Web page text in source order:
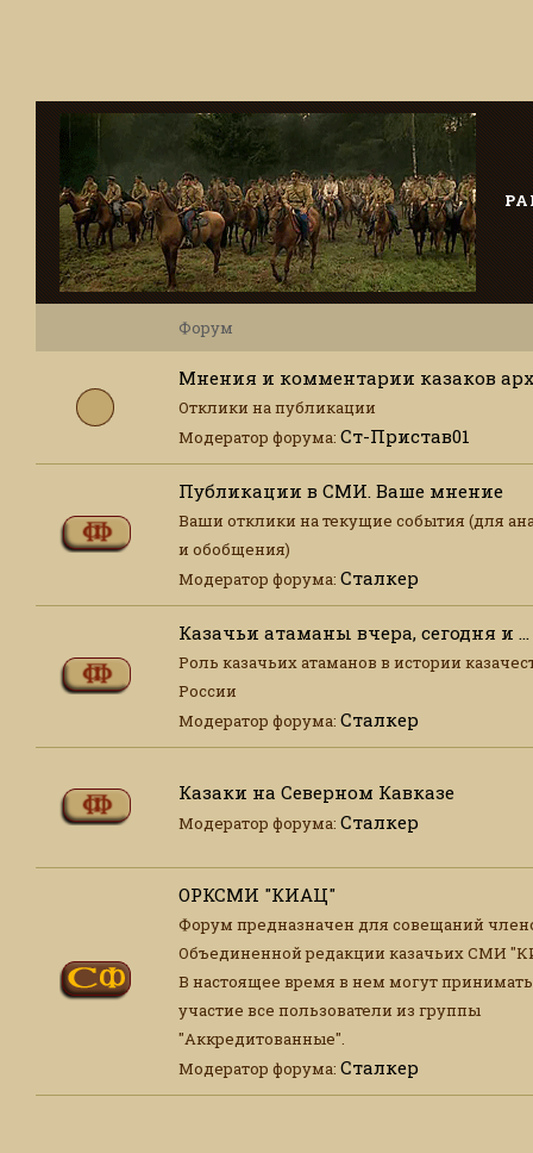
Форум
Мнения и комментарии казаков
Отклики на публикации
Модератор форума: Ст-Пристав01
Публикации в СМИ. Ваше мнение
Ваши отклики на текущие события (для
и обобщения)
Модератор форума: Сталкер
Казачьи атаманы вчера, сегодня и ...
Роль казачьих атаманов в истории
России
Модератор форума: Сталкер
Казаки на Северном Кавказе
Модератор форума: Сталкер
ОРКСМИ "КИАЦ"
Форум предназначен для совещаний
Объединенной редакции казачьих СМИ
В настоящее время в нем могут принимать
участие все пользователи из группы
"Аккредитованные".
Модератор форума: Сталкер